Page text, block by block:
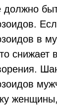
в
снижает